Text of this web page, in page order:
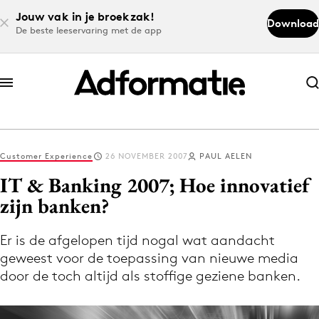
Jouw vak in je broekzak!
De beste leeservaring met de app
Download
Abonneer nu
Abonneer nu
Log in
Volg het laatste nieuws via de Adformatie
Nieuws app
Customer Experience 26 NOVEMBER 2007 PAUL AELEN
IT & Banking 2007; Hoe innovatief
zijn banken?
Er is de afgelopen tijd nogal wat aandacht
geweest voor de toepassing van nieuwe media
door de toch altijd als stoffige geziene banken.